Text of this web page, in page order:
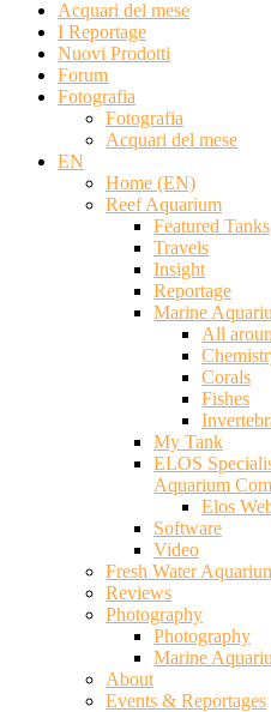
Acquari del mese
I Reportage
Nuovi Prodotti
Forum
Fotografia
Fotografia
Acquari del mese
EN
Home (EN)
Reef Aquarium
Featured Tanks
Travels
Insight
Reportage
Marine
All
Corals
Fishes
My Tank
ELOS
Aquarium
Elos
Software
Video
Fresh Water
Reviews
Photography
Photography
Marine
About
Events & Reportages